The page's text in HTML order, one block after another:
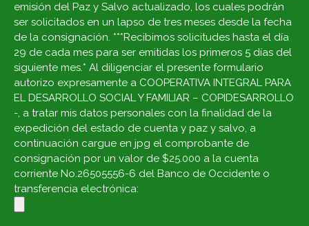
emisión del Paz y Salvo actualizado, los cuales podrán
ser solicitados en un lapso de tres meses desde la fecha
de la consignación. ***Recibimos solicitudes hasta el día
29 de cada mes para ser emitidas los primeros 5 días del
siguiente mes.* Al diligenciar el presente formulario
autorizo expresamente a COOPERATIVA INTEGRAL PARA
EL DESARROLLO SOCIAL Y FAMILIAR – COPIDESARROLLO
-, a tratar mis datos personales con la finalidad de la
expedición del estado de cuenta y paz y salvo, a
continuación cargue en jpg el comprobante de
consignación por un valor de $25.000 a la cuenta
corriente No.26505556-6 del Banco de Occidente o
transferencia electrónica: